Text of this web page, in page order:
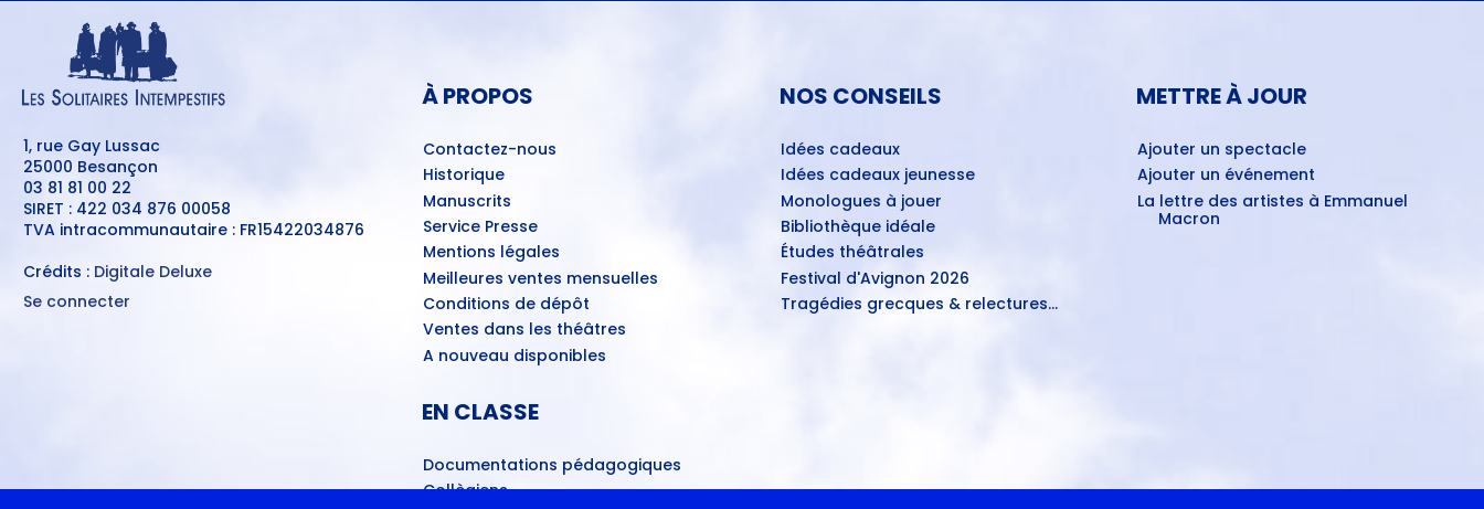
1, rue Gay Lussac
25000 Besançon
03 81 81 00 22
SIRET : 422 034 876 00058
TVA intracommunautaire : FR15422034876
Crédits : Digitale Deluxe
MENU
Se connecter
À PROPOS
Contactez-nous
Historique
Manuscrits
Service Presse
Mentions légales
Meilleures ventes mensuelles
Conditions de dépôt
Ventes dans les théâtres
A nouveau disponibles
NOS CONSEILS
Idées cadeaux
Idées cadeaux jeunesse
Monologues à jouer
Bibliothèque idéale
Études théâtrales
Festival d'Avignon 2026
Tragédies grecques & relectures...
METTRE À JOUR
Ajouter un spectacle
Ajouter un événement
La lettre des artistes à Emmanuel
Macron
EN CLASSE
Documentations pédagogiques
Collègiens